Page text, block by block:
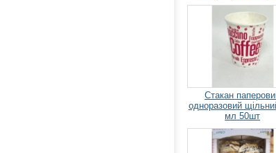
Стакан
одноразовий
мл 50шт